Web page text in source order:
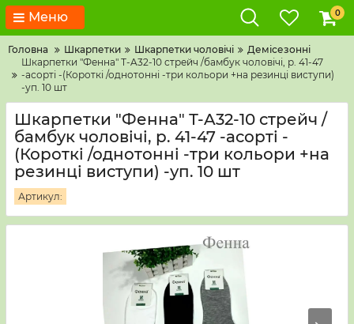
Меню 0
Головна Шкарпетки Шкарпетки чоловічі
Демісезонні
Шкарпетки "Фенна" Т-A32-10 стрейч /бамбук чоловічі, р. 41-47
-асорті -(Короткі /однотонні -три кольори +на резинці виступи)
-уп. 10 шт
Шкарпетки "Фенна" Т-A32-10 стрейч /
бамбук чоловічі, р. 41-47 -асорті -
(Короткі /однотонні -три кольори +на
резинці виступи) -уп. 10 шт
Артикул: